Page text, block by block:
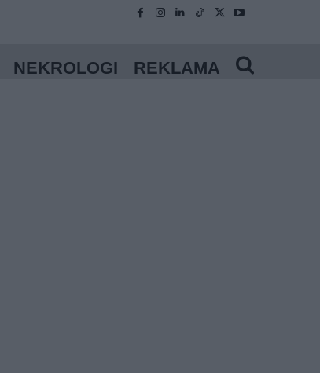
NEKROLOGI REKLAMA